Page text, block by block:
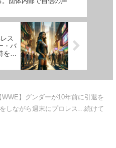
ス
・バ
語
WWE】グンダーが10年前に引退を
しながら週末にプロレス…続けて